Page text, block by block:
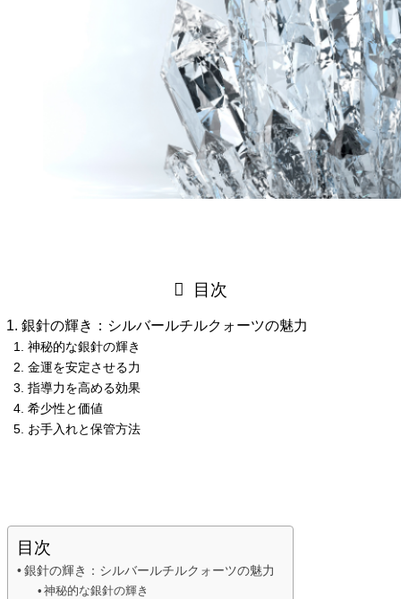
目次
銀針の輝き：シルバールチルクォーツの魅力
神秘的な銀針の輝き
金運を安定させる力
指導力を高める効果
希少性と価値
お手入れと保管方法
目次
銀針の輝き：シルバールチルクォーツの魅力
神秘的な銀針の輝き